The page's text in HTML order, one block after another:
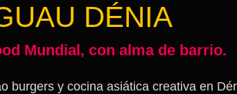
DÉNIA
Mundial, con alma de barrio.
burgers y cocina asiática creativa en